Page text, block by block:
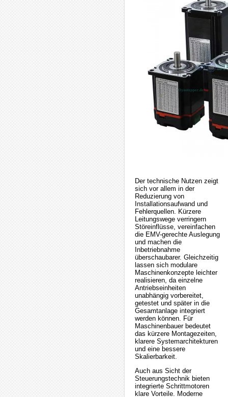
Der technische Nutzen zeigt
sich vor allem in der
Reduzierung von
Installationsaufwand und
Fehlerquellen. Kürzere
Leitungswege verringern
Störeinflüsse, vereinfachen
die EMV-gerechte Auslegung
und machen die
Inbetriebnahme
überschaubarer. Gleichzeitig
lassen sich modulare
Maschinenkonzepte leichter
realisieren, da einzelne
Antriebseinheiten
unabhängig vorbereitet,
getestet und später in die
Gesamtanlage integriert
werden können. Für
Maschinenbauer bedeutet
das kürzere Montagezeiten,
klarere Systemarchitekturen
und eine bessere
Skalierbarkeit.
Auch aus Sicht der
Steuerungstechnik bieten
integrierte Schrittmotoren
klare Vorteile. Moderne